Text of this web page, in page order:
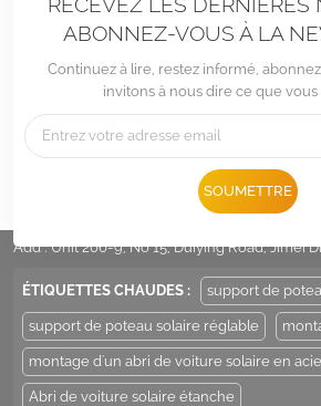
ABONNEZ-VOUS À LA
Continuez à lire, restez informé,
invitons à nous dire ce que vous
SOUMETTRE
Sales@LandpowerSolar.com
Add : Unit 206-9, No 15, Duiying Road, Jimei
ÉTIQUETTES CHAUDES : support de
support de poteau solaire réglable
montage d'un abri de voiture solaire en
Abri de voiture solaire étanche